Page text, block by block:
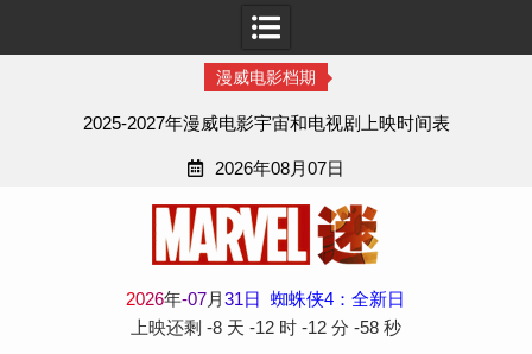
漫威电影档期
2025-2027年漫威电影宇宙和电视剧上映时间表
2026年08月07日
2026年-07月31日
蜘蛛侠4：全新日
上映还剩 -8 天 -12 时 -12 分 -58 秒